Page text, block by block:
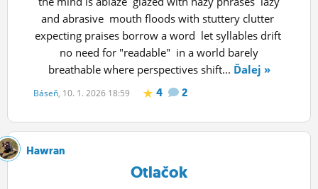
and abrasive mouth floods with stuttery clutter
expecting praises borrow a word let syllables drift
no need for "readable" in a world barely
breathable where perspectives shift... Ďalej »
Báseň, 10. 1. 2026 18:59 4 2
Hawran
Otlačok